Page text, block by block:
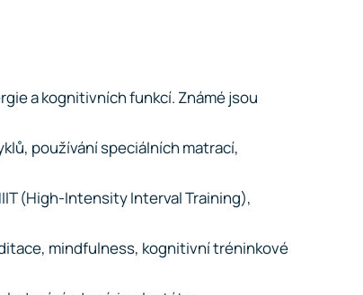
a kognitivních funkcí. Známé jsou
používání speciálních matrací,
(High-Intensity Interval Training),
mindfulness, kognitivní tréninkové